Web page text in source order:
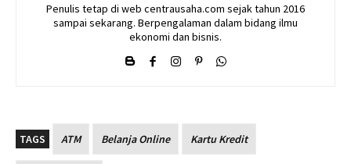
Penulis tetap di web centrausaha.com sejak tahun 2016
sampai sekarang. Berpengalaman dalam bidang ilmu
ekonomi dan bisnis.
TAGS ATM Belanja Online Kartu Kredit